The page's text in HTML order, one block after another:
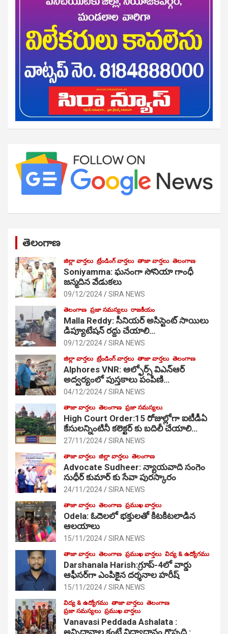
తెలంగాణ
జిల్లా వార్తలు ట్రేండింగ్ వార్తలు తాజా వార్తలు తెలంగాణ
Soniyamma: ఘ‌నంగా సోనియా గాంధీ
జ‌న్మ‌దిన వేడుక‌లు
09/12/2024 SIRA NEWS
తెలంగాణ ప్రజా సమస్యలు రాజకీయం
Malla Reddy: సీనియర్ అసిస్టెంట్ సాయిలు
డిప్యూటేషన్ రద్దు చేయాలి…
09/12/2024 SIRA NEWS
జిల్లా వార్తలు ట్రేండింగ్ వార్తలు తాజా వార్తలు తెలంగాణ
Alphores VNR: ఆల్ఫోర్స్ విఎన్ఆర్
అద్వర్యంలో పుస్తకాలు పంపిణి…
04/12/2024 SIRA NEWS
తాజా వార్తలు తెలంగాణ ప్రజా సమస్యలు
High Court Order:15 రోజుల్లోగా ఐటీడీఏ
కేసులన్నింటినీ కలెక్టర్ కు బదిలీ చేయాలి…
27/11/2024 SIRA NEWS
తాజా వార్తలు జిల్లా వార్తలు తెలంగాణ
Advocate Sudheer: న్యాయవాది సంగెం
సుధీర్ కుమార్ కు సేవా పురస్కారం
24/11/2024 SIRA NEWS
తాజా వార్తలు తెలంగాణ ప్రముఖ వార్తలు
Odela: ఓదెల‌లో భక్తులతో కిటకిటలాడిన
ఆల‌యాలు
15/11/2024 SIRA NEWS
తాజా వార్తలు తెలంగాణ ప్రముఖ వార్తలు విద్య & ఉద్యోగము
Darshanala Harish:గ్రూప్-4లో వార్డు
ఆఫీసర్‌గా ఎంపికైన దర్శనాల హరీష్
15/11/2024 SIRA NEWS
విద్య & ఉద్యోగము తాజా వార్తలు తెలంగాణ
ప్రజా సమస్యలు ప్రముఖ వార్తలు
Vanavasi Peddada Ashalata :
అన్నిదానాల కంటే విద్యాధానం గొప్పది :